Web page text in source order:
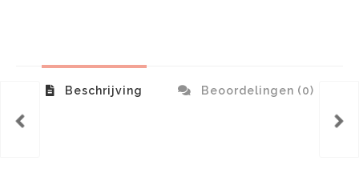
Beschrijving Beoordelingen (0)